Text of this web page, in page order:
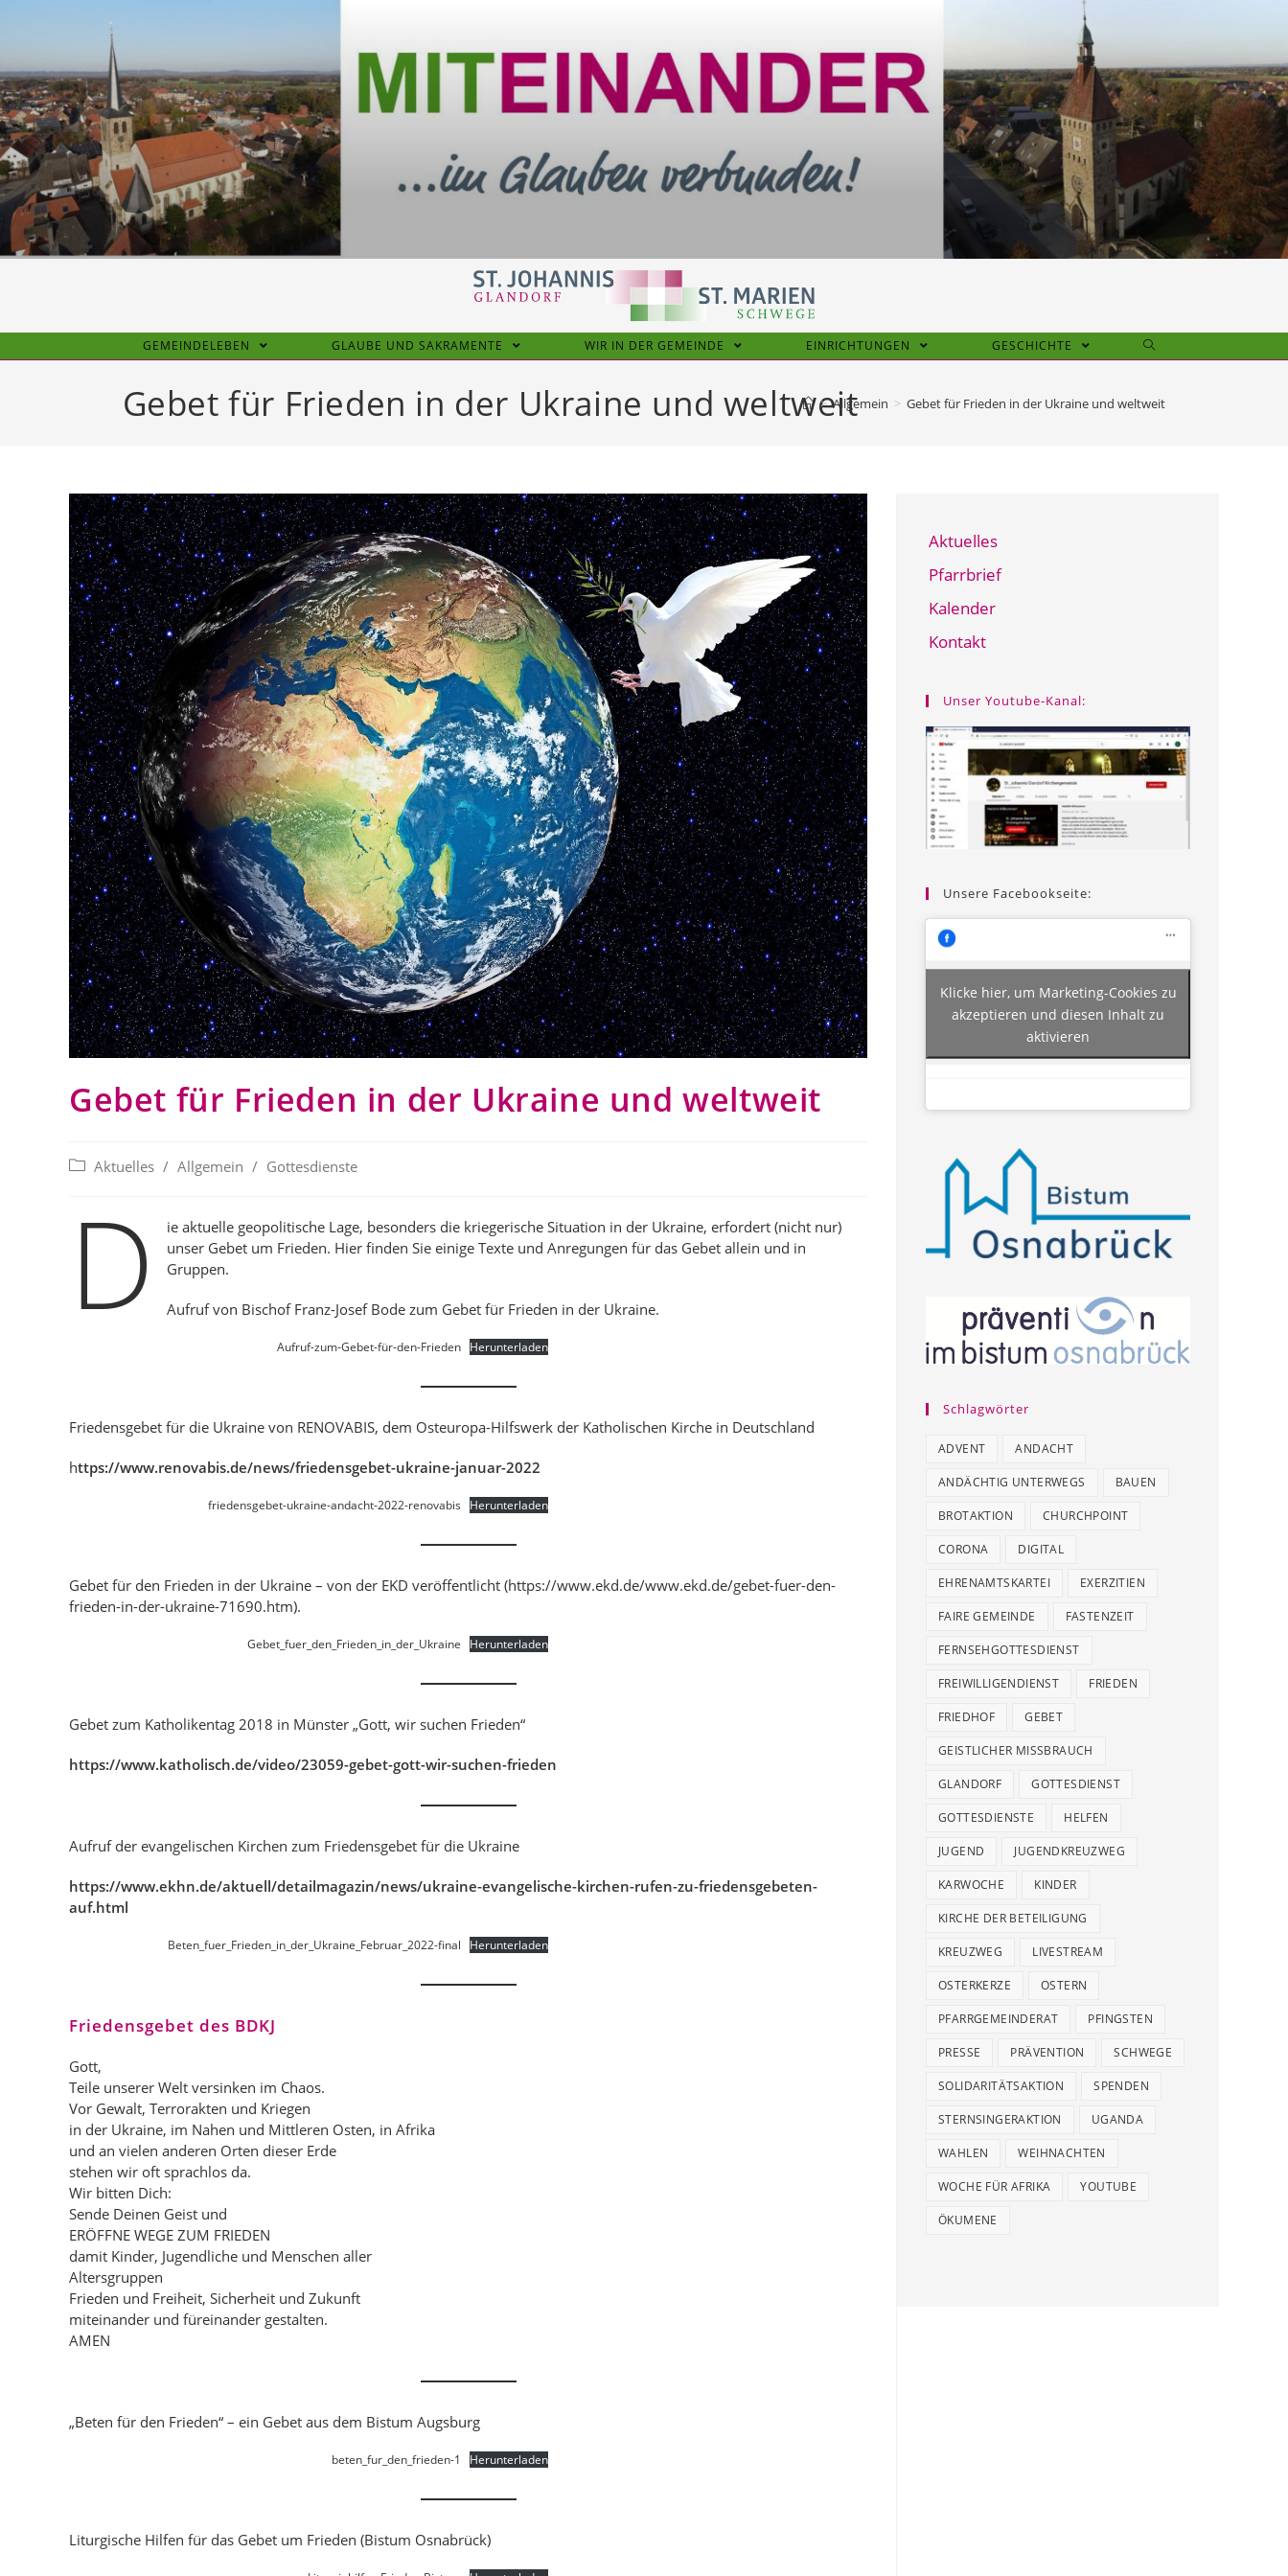
GEMEINDELEBEN GLAUBE UND SAKRAMENTE WIR IN DER GEMEINDE EINRICHTUNGEN GESCHICHTE
Gebet für Frieden in der Ukraine und weltweit
> Allgemein > Gebet für Frieden in der Ukraine und weltweit
Gebet für Frieden in der Ukraine und weltweit
Beitrags-
Aktuelles / Allgemein / Gottesdienste
D
ie aktuelle geopolitische Lage, besonders die kriegerische Situation in der Ukraine, erfordert (nicht nur)
unser Gebet um Frieden. Hier finden Sie einige Texte und Anregungen für das Gebet allein und in
Gruppen.
Aufruf von Bischof Franz-Josef Bode zum Gebet für Frieden in der Ukraine.
Aufruf-zum-Gebet-für-den-Frieden Herunterladen
Friedensgebet für die Ukraine von RENOVABIS, dem Osteuropa-Hilfswerk der Katholischen Kirche in Deutschland
https://www.renovabis.de/news/friedensgebet-ukraine-januar-2022
friedensgebet-ukraine-andacht-2022-renovabis Herunterladen
Gebet für den Frieden in der Ukraine – von der EKD veröffentlicht (https://www.ekd.de/www.ekd.de/gebet-fuer-den-
frieden-in-der-ukraine-71690.htm).
Gebet_fuer_den_Frieden_in_der_Ukraine Herunterladen
Gebet zum Katholikentag 2018 in Münster „Gott, wir suchen Frieden“
https://www.katholisch.de/video/23059-gebet-gott-wir-suchen-frieden
Aufruf der evangelischen Kirchen zum Friedensgebet für die Ukraine
https://www.ekhn.de/aktuell/detailmagazin/news/ukraine-evangelische-kirchen-rufen-zu-friedensgebeten-
auf.html
Beten_fuer_Frieden_in_der_Ukraine_Februar_2022-final Herunterladen
Friedensgebet des BDKJ
Gott,
Teile unserer Welt versinken im Chaos.
Vor Gewalt, Terrorakten und Kriegen
in der Ukraine, im Nahen und Mittleren Osten, in Afrika
und an vielen anderen Orten dieser Erde
stehen wir oft sprachlos da.
Wir bitten Dich:
Sende Deinen Geist und
ERÖFFNE WEGE ZUM FRIEDEN
damit Kinder, Jugendliche und Menschen aller
Altersgruppen
Frieden und Freiheit, Sicherheit und Zukunft
miteinander und füreinander gestalten.
AMEN
„Beten für den Frieden“ – ein Gebet aus dem Bistum Augsburg
beten_fur_den_frieden-1 Herunterladen
Liturgische Hilfen für das Gebet um Frieden (Bistum Osnabrück)
Aktuelles
Pfarrbrief
Kalender
Kontakt
Unser Youtube-Kanal:
Unsere Facebookseite:
Klicke hier, um Marketing-Cookies zu
akzeptieren und diesen Inhalt zu
aktivieren
Schlagwörter
ADVENT ANDACHT
ANDÄCHTIG UNTERWEGS BAUEN
BROTAKTION CHURCHPOINT
CORONA DIGITAL
EHRENAMTSKARTEI EXERZITIEN
FAIRE GEMEINDE FASTENZEIT
FERNSEHGOTTESDIENST
FREIWILLIGENDIENST FRIEDEN
FRIEDHOF GEBET
GEISTLICHER MISSBRAUCH
GLANDORF GOTTESDIENST
GOTTESDIENSTE HELFEN
JUGEND JUGENDKREUZWEG
KARWOCHE KINDER
KIRCHE DER BETEILIGUNG
KREUZWEG LIVESTREAM
OSTERKERZE OSTERN
PFARRGEMEINDERAT PFINGSTEN
PRESSE PRÄVENTION SCHWEGE
SOLIDARITÄTSAKTION SPENDEN
STERNSINGERAKTION UGANDA
WAHLEN WEIHNACHTEN
WOCHE FÜR AFRIKA YOUTUBE
ÖKUMENE